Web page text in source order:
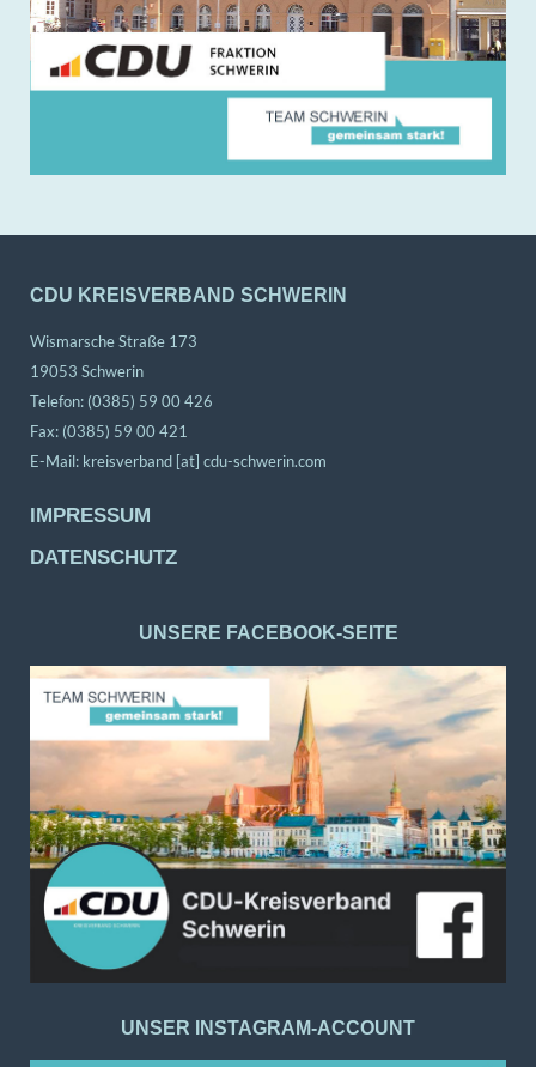
CDU KREISVERBAND SCHWERIN
Wismarsche Straße 173
19053 Schwerin
Telefon: (0385) 59 00 426
Fax: (0385) 59 00 421
E-Mail: kreisverband [at] cdu-schwerin.com
IMPRESSUM
DATENSCHUTZ
UNSERE FACEBOOK-SEITE
UNSER INSTAGRAM-ACCOUNT